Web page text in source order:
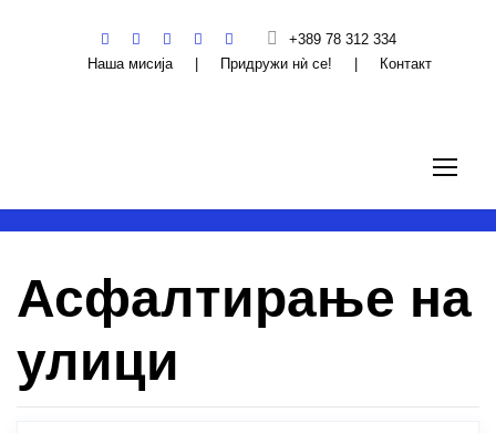
+389 78 312 334
Наша мисија
Придружи нѝ се! Контакт
Асфалтирање на
улици